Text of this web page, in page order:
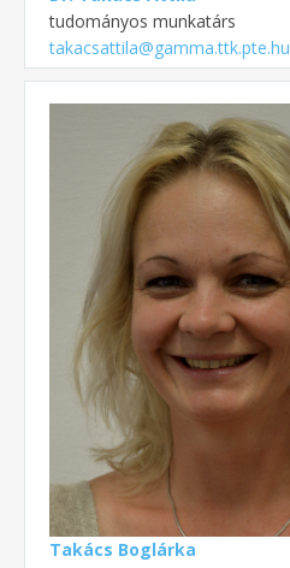
tudományos munkatárs
takacsattila@gamma.ttk.pte.hu
Takács Boglárka